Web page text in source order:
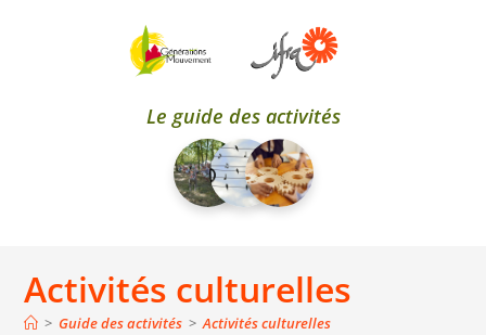
Le guide des activités
Activités culturelles
> Guide des activités > Activités culturelles